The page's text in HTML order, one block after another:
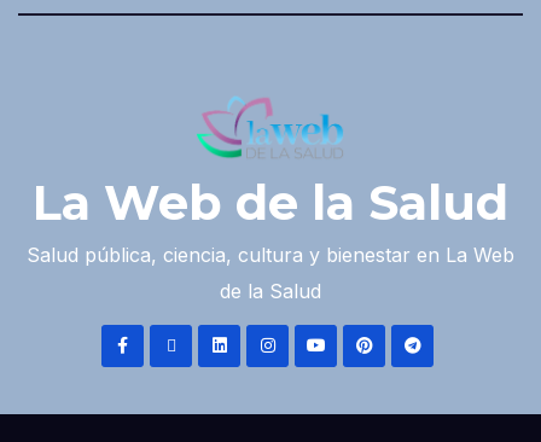
La Web de la Salud
Salud pública, ciencia, cultura y bienestar en La Web
de la Salud